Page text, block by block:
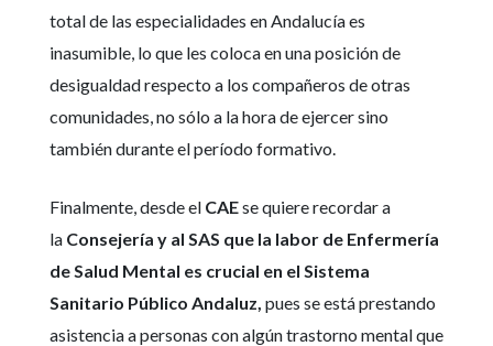
total de las especialidades en Andalucía es
inasumible, lo que les coloca en una posición de
desigualdad respecto a los compañeros de otras
comunidades, no sólo a la hora de ejercer sino
también durante el período formativo.
Finalmente, desde el CAEse quiere recordar a
la Consejería y al SAS que la labor de Enfermería
de Salud Mental es crucial en el Sistema
Sanitario Público Andaluz, pues se está prestando
asistencia a personas con algún trastorno mental que